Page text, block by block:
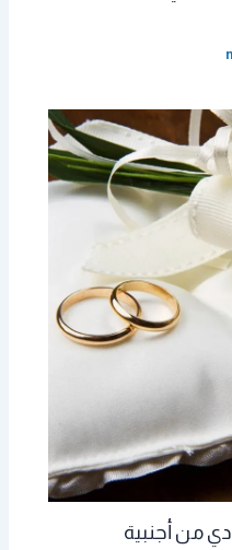
من أجنبية